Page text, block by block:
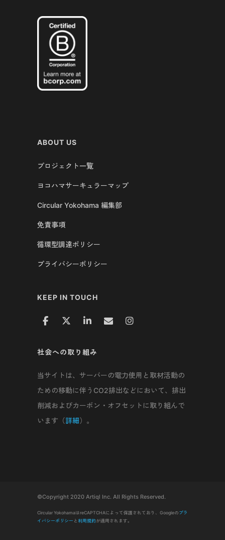
ABOUT US
プロジェクト一覧
ヨコハマサーキュラーマップ
Circular Yokohama 編集部
免責事項
循環型調達ポリシー
プライバシーポリシー
KEEP IN TOUCH
社会への取り組み
当サイトは、サーバーの電力使用と取材活動の
ための移動に伴うCO2排出などにおいて、排出
削減およびカーボン・オフセットに取り組んで
います（詳細）。
©Copyright 2020 Artiql Inc. All Rights Reserved.
Circular YokohamaはreCAPTCHAによって保護されており、Googleのプラ
イバシーポリシー と 利用規約が適用されます。